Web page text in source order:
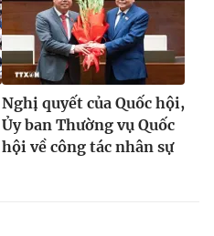
Nghị quyết của Quốc hội,
Ủy ban Thường vụ Quốc
hội về công tác nhân sự